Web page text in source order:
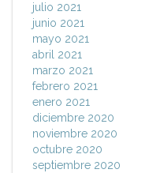
julio 2021
junio 2021
mayo 2021
abril 2021
marzo 2021
febrero 2021
enero 2021
diciembre 2020
noviembre 2020
octubre 2020
septiembre 2020